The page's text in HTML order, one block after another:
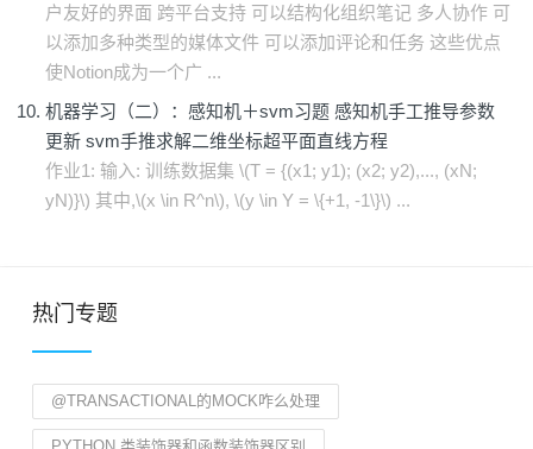
户友好的界面 跨平台支持 可以结构化组织笔记 多人协作 可
以添加多种类型的媒体文件 可以添加评论和任务 这些优点
使Notion成为一个广 ...
机器学习（二）：感知机＋svm习题 感知机手工推导参数
更新 svm手推求解二维坐标超平面直线方程
作业1: 输入: 训练数据集 \(T = {(x1; y1); (x2; y2),..., (xN;
yN)}\) 其中,\(x \in R^n\), \(y \in Y = \{+1, -1\}\) ...
热门专题
@TRANSACTIONAL的MOCK咋么处理